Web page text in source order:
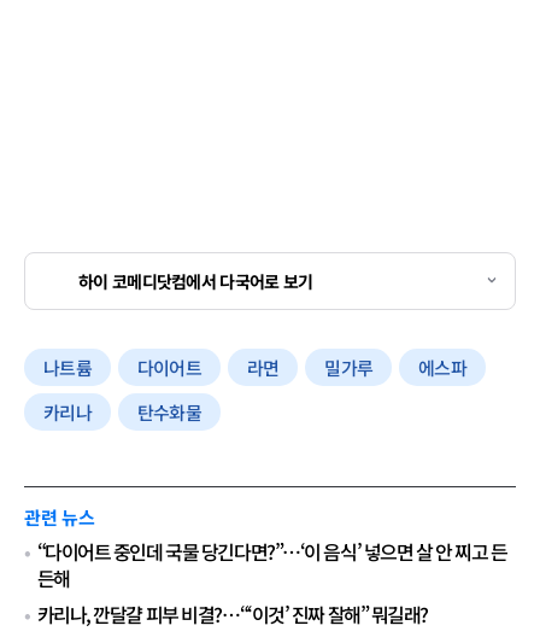
하이 코메디닷컴에서 다국어로 보기
나트륨 다이어트 라면 밀가루
에스파
카리나
탄수화물
관련 뉴스
“다이어트 중인데 국물 당긴다면?”…‘이 음식’ 넣으면 살 안 찌고 든
든해
카리나, 깐달걀 피부 비결?…“‘이것’ 진짜 잘해” 뭐길래?